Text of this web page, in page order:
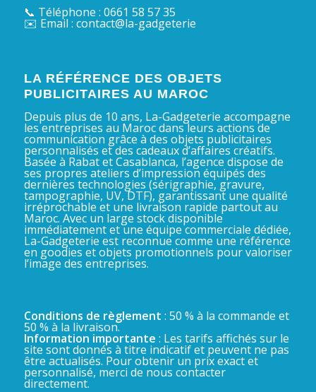
📞 Téléphone : 0661 58 57 35
✉️ Email : contact@la-gadgeterie
LA RÉFÉRENCE DES OBJETS
PUBLICITAIRES AU MAROC
Depuis plus de 10 ans, La-Gadgeterie accompagne
les entreprises au Maroc dans leurs actions de
communication grâce à des objets publicitaires
personnalisés et des cadeaux d’affaires créatifs.
Basée à Rabat et Casablanca, l’agence dispose de
ses propres ateliers d’impression équipés des
dernières technologies (sérigraphie, gravure,
tampographie, UV, DTF), garantissant une qualité
irréprochable et une livraison rapide partout au
Maroc. Avec un large stock disponible
immédiatement et une équipe commerciale dédiée,
La-Gadgeterie est reconnue comme une référence
en goodies et objets promotionnels pour valoriser
l’image des entreprises.
Conditions de règlement : 50 % à la commande et
50 % à la livraison.
Information importante : Les tarifs affichés sur le
site sont donnés à titre indicatif et peuvent ne pas
être actualisés. Pour obtenir un prix exact et
personnalisé, merci de nous contacter
directement.